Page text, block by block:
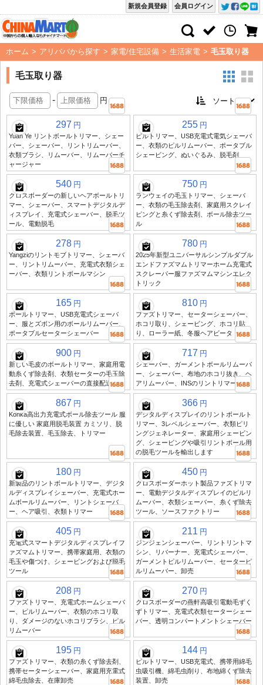
会員ログイン
新規会員登録
ホーム > アリババから探す > 家電/住宅設備 > 生活家電 > 毛玉取り器
毛玉取り器
- 円
297 円
Yuan Ye リントボールトリマー、シェー
バー、シェーバー、リントリムーバー、
衣類ブラシ、リムーバー、リムーバーチ
ャージャー
255 円
ピルトリマー、USB充電式電気シェーバ
ー、衣類のピルリムーバー、ポータブル
シェービング、ぬいぐるみ、脱毛剤
540 円
クロスボーダーの新しいヘアボールトリ
マー、シェーバー、スマートデジタルデ
ィスプレイ、充電式シェーバー、脱毛ツ
ール、電動脱毛
750 円
ランウェイの毛玉トリマー、シェーバ
ー、衣類の毛玉除去剤、家庭用スクレイ
ピングと糸くず除去剤、ボール除去ツー
ル
278 円
Yangziのリントモブトリマー、シェーバ
ー、リントリムーバー、充電式衣類シェ
ーバー、衣類リントボールマシン
780 円
2025年新型ユニバーサルシンプルダブル
エンドファズマムトリマーホーム充電式
スクレーパー服ファズマムマシンエレク
トリック
165 円
ボールトリマー、USB充電式シェーバ
ー、服とズボン用のボールリムーバー、
ポータブルセーターシェーバー
810 円
ファズトリマー、セーターシェーバー、
ホコリ取り、シェービング、ホコリ貼
り、ローラー紙、冬服ヘアビータ
900 円
新しい毛皮のボールトリマー、家庭用電
動糸くず除去剤、衣類セーターの毛玉除
去剤、充電式シェーバーの直接配送
717 円
シェーバー、ガーメントボールリムーバ
ー、シェーバー、布地のホコリ抜き、ヘ
アリムーバー、INSのリントリマー
867 円
Konka高出力充電式ボール除去ツール 服
に優しい 家庭用脱毛装置 カミソリ、脱
毛除去装置、毛玉除去、トリマー
366 円
デジタルディスプレイのリントボールト
リマー、3レベルシェーバー、衣類ピリ
ングジェネレーター、家庭用シェービン
グ、シェービングや吸引リントボール用
の脱毛ツールを輸出します
180 円
新製品のリントボールトリマー、デジタ
ルディスプレイシェーバー、充電式ホー
ムボールリムーバー、リントシェーバ
ー、ヘア吸引、衣類トリマー
450 円
クロスボーダーホット製品ファズトリマ
ー、電動デジタルディスプレイのピルリ
ムーバー、衣類シェーバー、糸くず除去
ツール、ソースファクトリー
405 円
充電式スマートデジタルディスプレイフ
ァズマムトリマー、携帯家庭用、衣類の
毛玉や傷つけ、シェービングおよび脱毛
ツール
211 円
ジンジェンシェーバー、リントリントマ
シン、リバーナー、充電式シェーバー、
ガーメントピルリムーバー、セーターピ
ルリムーバー、卸売
208 円
ファズトリマー、充電式ホームシェーバ
ー、ピルリムーバー、衣類のホコリ取
り、ダメージのないホコリブラシ、ピル
リムーバー
270 円
クロスボーダーの燕軒高吸引電動毛ずく
ずトリマー、充電式衣類セーターシェー
バー、透明コンパートメントシェーバー
195 円
ファズトリマー、衣類の糸くず除去剤、
携帯セーターシェーバー、家庭用充電式
綿毛虫除去、在庫卸売
144 円
ピルトリマー、USB充電式、携帯用綿毛
虫吸引機、綿毛虫削り、布地綿くず除去
装置、卸売